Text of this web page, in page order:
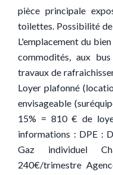
pièce principale
toilettes. Possibilité
L'emplacement du
commodités, aux
travaux de
Loyer plafonné
envisageable
15% = 810 € de
informations : DPE :
Gaz individuel
240€/trimestre